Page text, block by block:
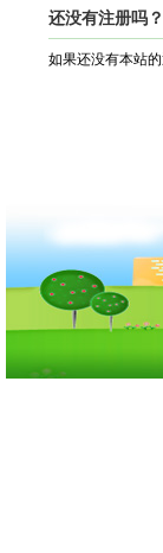
还没有注册吗？
如果还没有本站